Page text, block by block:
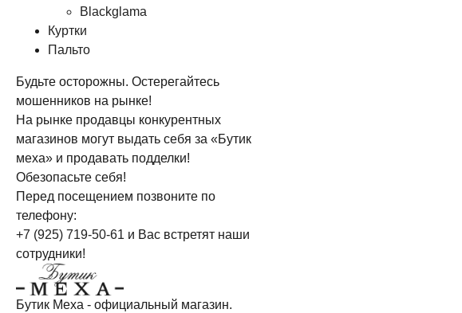
Blackglama
Куртки
Пальто
Будьте осторожны. Остерегайтесь
мошенников на рынке!
На рынке продавцы конкурентных
магазинов могут выдать себя за «Бутик
меха» и продавать подделки!
Обезопасьте себя!
Перед посещением позвоните по
телефону:
+7 (925) 719-50-61 и Вас встретят наши
сотрудники!
Бутик Меха - официальный магазин.